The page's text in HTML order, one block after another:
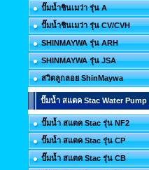
ปั๊มน้ำชินเมว่า รุ่น A
ปั๊มน้ำชินเมว่า รุ่น CV/CVH
SHINMAYWA รุ่น ARH
SHINMAYWA รุ่น JSA
สวิตลูกลอย ShinMaywa
ปั๊มน้ำ สแตค Stac Water Pump
ปั๊มน้ำ สแตค Stac รุ่น NF2
ปั๊มน้ำ สแตค Stac รุ่น CP
ปั๊มน้ำ สแตค Stac รุ่น CB